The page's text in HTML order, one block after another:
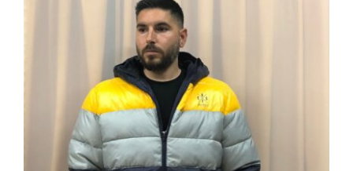
ΜΠΟΥΦΑΝ ΜΠ-01 ΕΙΣΑΓΩΓΗΣ
ΟΛΛΑΝΔΙΚΟ